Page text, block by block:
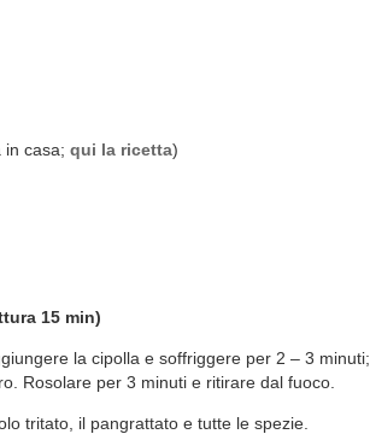
in casa; qui la ricetta)
15 min)
la cipolla e soffriggere per 2 – 3 minuti;
Rosolare per 3 minuti e ritirare dal fuoco.
tritato, il pangrattato e tutte le spezie.